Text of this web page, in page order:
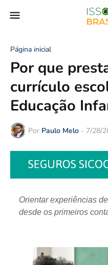
Página inicial
Por que
currículo
Educação
Por Paulo Melo - 7/28/
Orientar experiências
desde os primeiros